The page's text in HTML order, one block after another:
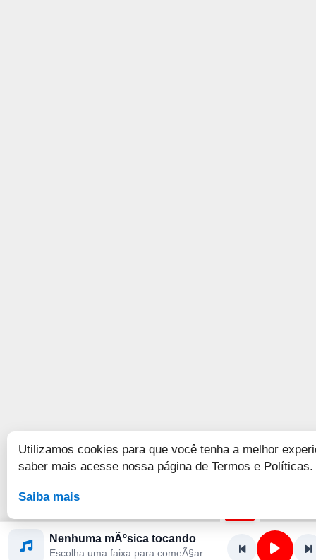
Nenhuma mÃºsica tocando
Escolha uma faixa para comeÃ§ar
Utilizamos cookies para que você tenha a melhor
saber mais acesse nossa página de Termos e Políticas.
Saiba mais